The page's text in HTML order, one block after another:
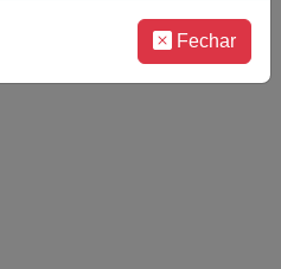
Fechar